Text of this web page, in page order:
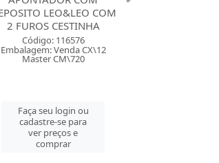
FABER GLITZ
Código: 11736
Embalagem: Venda CX\25
Master CM\300
Faça seu login ou
cadastre-se para
ver preços e
comprar